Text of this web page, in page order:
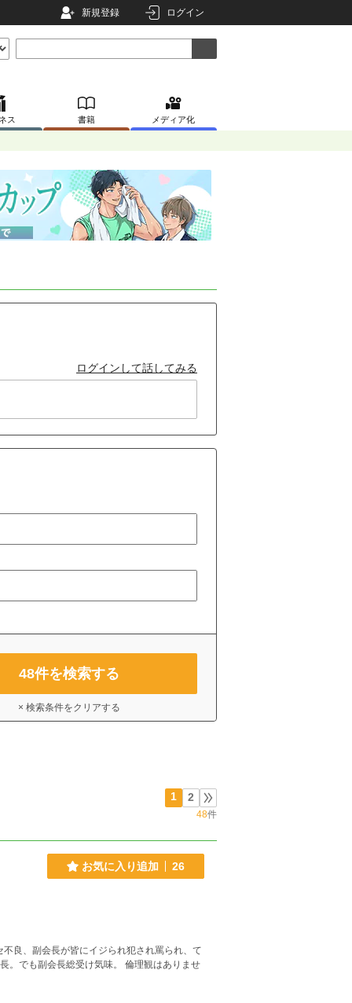
新規登録 ログイン
ス 書籍 メディア化
ログインして話してみる
48件を検索する
× 検索条件をクリアする
1 2
48件
お気に入り追加 26
良、副会長が皆にイジられ犯され罵られ、て
。でも副会長総受け気味。 倫理観はありませ